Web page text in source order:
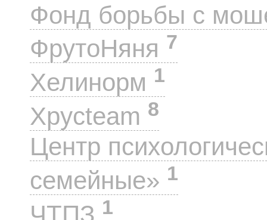
Фонд борьбы с
ФрутоНяня 7
Хелинорм 1
Хрусteam 8
Центр
семейные» 1
ЧТПЗ 1